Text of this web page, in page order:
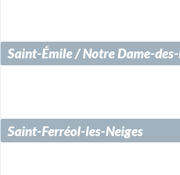
Saint-Émile / Notre Dame-
Saint-Ferréol-les-Neiges